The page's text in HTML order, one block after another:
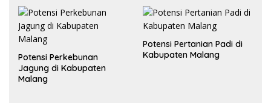
Potensi Perkebunan
Jagung di Kabupaten
Malang
Potensi Pertanian Padi di
Kabupaten Malang